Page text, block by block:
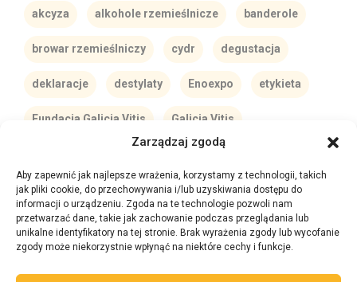
Zarządzaj zgodą
Aby zapewnić jak najlepsze wrażenia, korzystamy z technologii, takich
jak pliki cookie, do przechowywania i/lub uzyskiwania dostępu do
informacji o urządzeniu. Zgoda na te technologie pozwoli nam
przetwarzać dane, takie jak zachowanie podczas przeglądania lub
unikalne identyfikatory na tej stronie. Brak wyrażenia zgody lub wycofanie
zgody może niekorzystnie wpłynąć na niektóre cechy i funkcje.
akcyza alkohole rzemieślnicze banderole
browar rzemieślniczy cydr degustacja
deklaracje destylaty Enoexpo etykieta
Fundacja Galicja Vitis Galicja Vitis
live z paragrafem mały winiarz miód pitny
nalewki nowa ustawa winiarska